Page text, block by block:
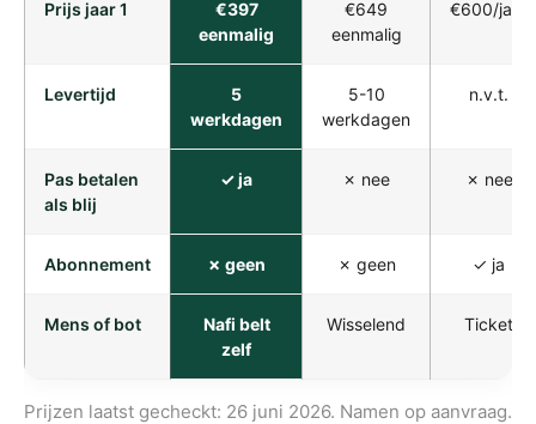
Prijs jaar 1
€397
eenmalig
€649
eenmalig
€600/jaar
Levertijd
5
werkdagen
5-10
werkdagen
n.v.t.
Pas betalen
als blij
✓ ja ✗ nee ✗ nee
Abonnement ✗ geen ✗ geen ✓ ja
Mens of bot
Nafi belt
zelf
Wisselend Ticket
Prijzen laatst gecheckt: 26 juni 2026. Namen op aanvraag.